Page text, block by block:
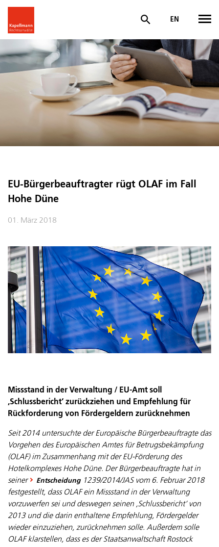
EN
EU-Bürgerbeauftragter rügt OLAF im Fall
Hohe Düne
01. März 2018
Missstand in der Verwaltung / EU-Amt soll
,Schlussbericht’ zurückziehen und Empfehlung für
Rückforderung von Fördergeldern zurücknehmen
Seit 2014 untersuchte der Europäische Bürgerbeauftragte das
Vorgehen des Europäischen Amtes für Betrugsbekämpfung
(OLAF) im Zusammenhang mit der EU-Förderung des
Hotelkomplexes Hohe Düne. Der Bürgerbeauftragte hat in
seiner
Entscheidung1239/2014/JAS vom 6. Februar 2018
festgestellt, dass OLAF ein Missstand in der Verwaltung
vorzuwerfen sei und deswegen seinen ,Schlussbericht’ von
2013 und die darin enthaltene Empfehlung, Fördergelder
wieder einzuziehen, zurücknehmen solle. Außerdem solle
OLAF klarstellen, dass es der Staatsanwaltschaft Rostock